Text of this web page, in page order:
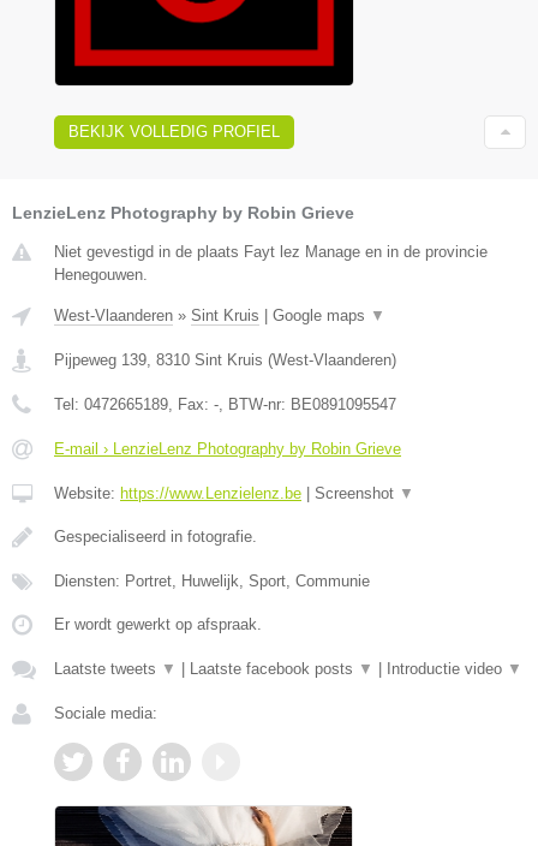
BEKIJK VOLLEDIG PROFIEL
LenzieLenz Photography by Robin Grieve
Niet gevestigd in de plaats Fayt lez Manage en in de provincie
Henegouwen.
West-Vlaanderen » Sint Kruis Google maps ▼
Pijpeweg 139 8310 Sint Kruis (West-Vlaanderen)
Tel: 0472665189 , Fax: - , BTW-nr: BE0891095547
E-mail › LenzieLenz Photography by Robin Grieve
Website: https://www.Lenzielenz.be Screenshot ▼
Gespecialiseerd in fotografie.
Diensten: Portret, Huwelijk, Sport, Communie
Er wordt gewerkt op afspraak.
Laatste tweets ▼ Laatste facebook posts ▼ Introductie video ▼
Sociale media: